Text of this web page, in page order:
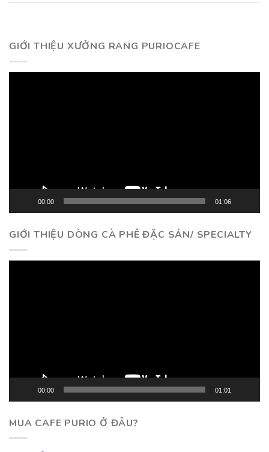
GIỚI THIỆU XƯỞNG RANG PURIOCAFE
00:00 01:06
GIỚI THIỆU DÒNG CÀ PHÊ ĐẶC SẢN/ SPECIALTY
00:00 01:01
MUA CAFE PURIO Ở ĐÂU?